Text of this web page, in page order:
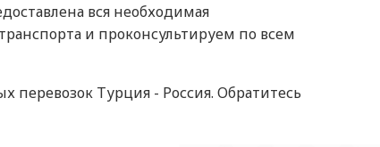
вся необходимая
и проконсультируем по всем
Турция - Россия. Обратитесь